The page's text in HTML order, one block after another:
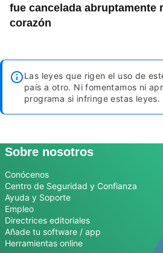
fue cancelada abruptamente
corazón
Las leyes que rigen el uso de
país a otro. Ni fomentamos ni
programa si infringe estas leyes.
Sobre nosotros
Conócenos
Centro de Seguridad y Confianza
Ayuda y Soporte
Empleo
Directrices editoriales
Añade tu software / app
Herramientas online